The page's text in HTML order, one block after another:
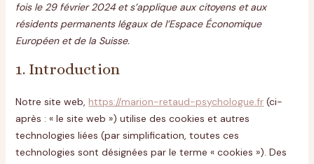
fois le 29 février 2024 et s’applique aux citoyens et aux
résidents permanents légaux de l’Espace Économique
Européen et de la Suisse.
1. Introduction
Notre site web, https://marion-retaud-psychologue.fr (ci-
après : « le site web ») utilise des cookies et autres
technologies liées (par simplification, toutes ces
technologies sont désignées par le terme « cookies »). Des